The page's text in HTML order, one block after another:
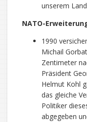
unserem
NATO-
1990
Michail
Zentimeter
Präsident
Helmut Kohl
das gleiche
Politiker
abgegeben